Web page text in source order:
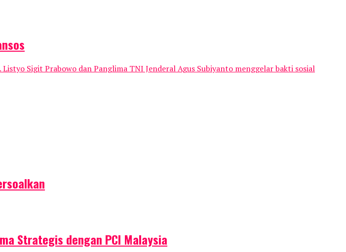
Sigit Prabowo dan Panglima TNI Jenderal Agus Subiyanto menggelar bakti sosial
Strategis dengan PCI Malaysia